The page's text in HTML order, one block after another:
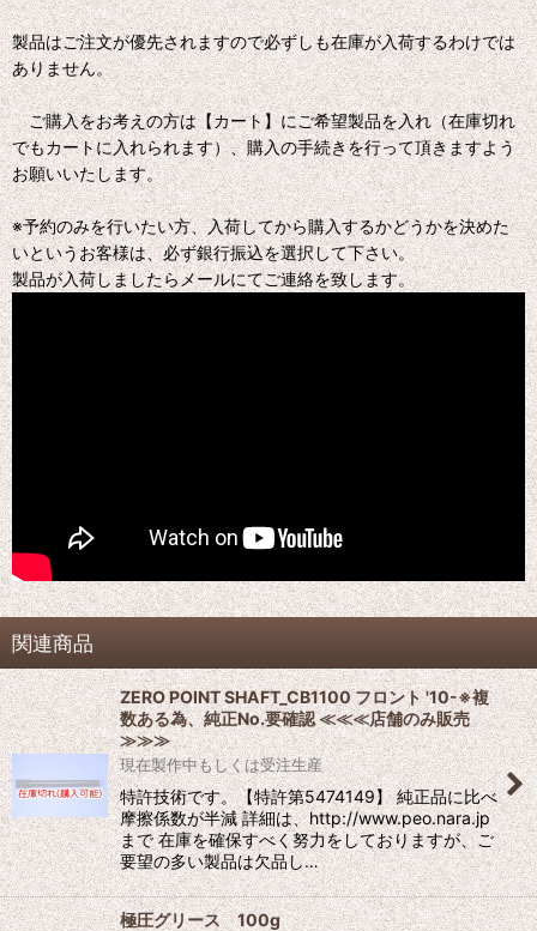
製品はご注文が優先されますので必ずしも在庫が入荷するわけでは
ありません。
ご購入をお考えの方は【カート】にご希望製品を入れ（在庫切れ
でもカートに入れられます）、購入の手続きを行って頂きますよう
お願いいたします。
※予約のみを行いたい方、入荷してから購入するかどうかを決めた
いというお客様は、必ず銀行振込を選択して下さい。
製品が入荷しましたらメールにてご連絡を致します。
関連商品
ZERO POINT SHAFT_CB1100 フロント '10-※複
数ある為、純正No.要確認 ≪≪≪店舗のみ販売
≫≫≫
現在製作中もしくは受注生産
特許技術です。【特許第5474149】 純正品に比べ
摩擦係数が半減 詳細は、http://www.peo.nara.jp
まで 在庫を確保すべく努力をしておりますが、ご
要望の多い製品は欠品し…
極圧グリース 100g